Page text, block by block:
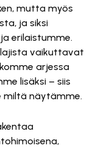
mutta myös
ja siksi
erilaistumme.
lajista vaikuttavat
arjessa
lisäksi – siis
miltä näytämme.